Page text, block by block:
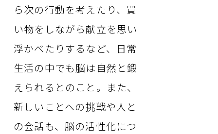
ら次の行動を考えたり、買
い物をしながら献立を思い
浮かべたりするなど、日常
生活の中でも脳は自然と鍛
えられるとのこと。また、
新しいことへの挑戦や人と
の会話も、脳の活性化につ